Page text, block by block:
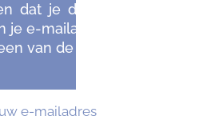
dat je de komende editie
je e-mailadres achter en we
van de eersten.